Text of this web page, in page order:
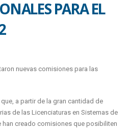
PARA EL
nuevas comisiones para las
a partir de la gran cantidad de
de las Licenciaturas en Sistemas de
han creado comisiones que posibiliten